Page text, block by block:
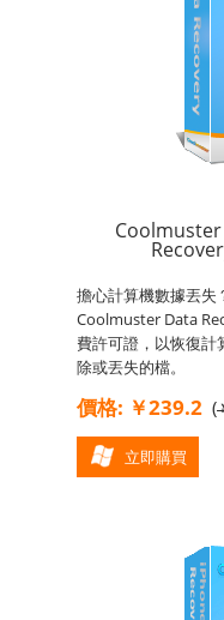
擔心計算機數據丟失
Coolmuster Data
費許可證，以恢復計
除或丟失的檔。
價格: ￥239.2 (
立即購買